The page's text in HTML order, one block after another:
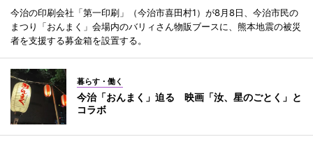
今治の印刷会社「第一印刷」（今治市喜田村1）が8月8日、今治市民の
まつり「おんまく」会場内のバリィさん物販ブースに、熊本地震の被災
者を支援する募金箱を設置する。
暮らす・働く
今治「おんまく」迫る 映画「汝、星のごとく」と
コラボ